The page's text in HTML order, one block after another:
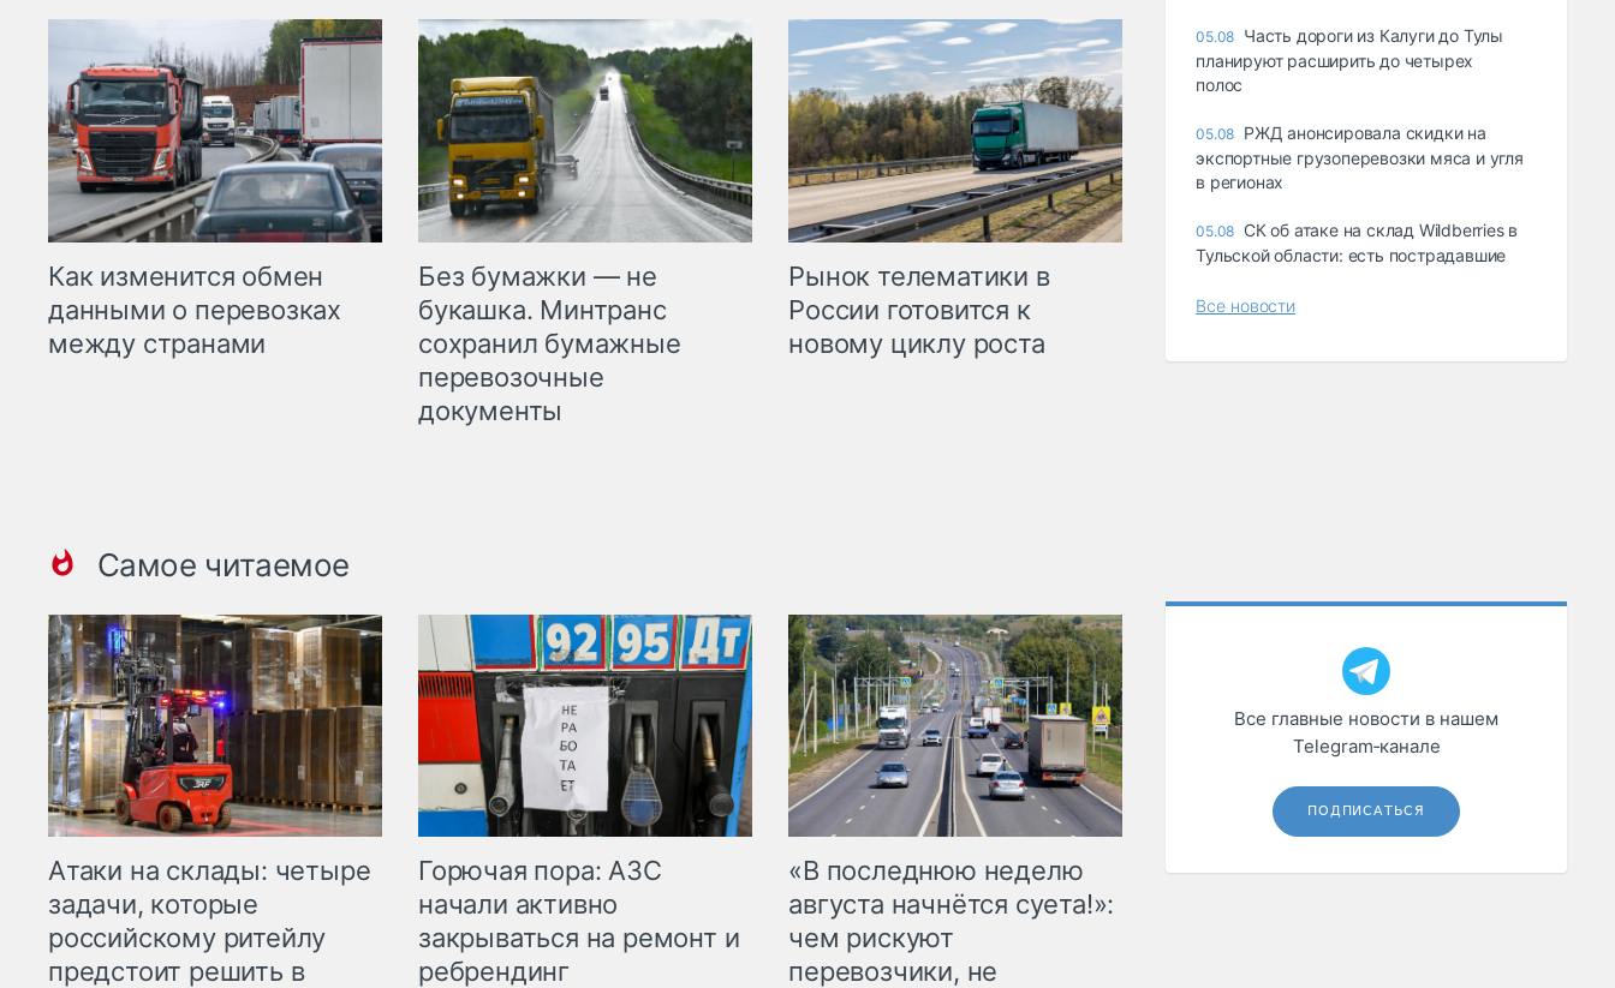
Как изменится обмен
данными о перевозках
между странами
Без бумажки — не
букашка. Минтранс
сохранил бумажные
перевозочные
документы
Рынок телематики в
России готовится к
новому циклу роста
Самое читаемое
Атаки на склады: четыре
задачи, которые
российскому ритейлу
предстоит решить в
Горючая пора: АЗС
начали активно
закрываться на ремонт и
ребрендинг
«В последнюю неделю
августа начнётся суета!»:
чем рискуют
перевозчики, не
05.08 Часть дороги из Калуги до Тулы
планируют расширить до четырех
полос
05.08 РЖД анонсировала скидки на
экспортные грузоперевозки мяса и угля
в регионах
05.08 СК об атаке на склад Wildberries в
Тульской области: есть пострадавшие
Все новости
Все главные новости в нашем
Telegram‑канале
ПОДПИСАТЬСЯ